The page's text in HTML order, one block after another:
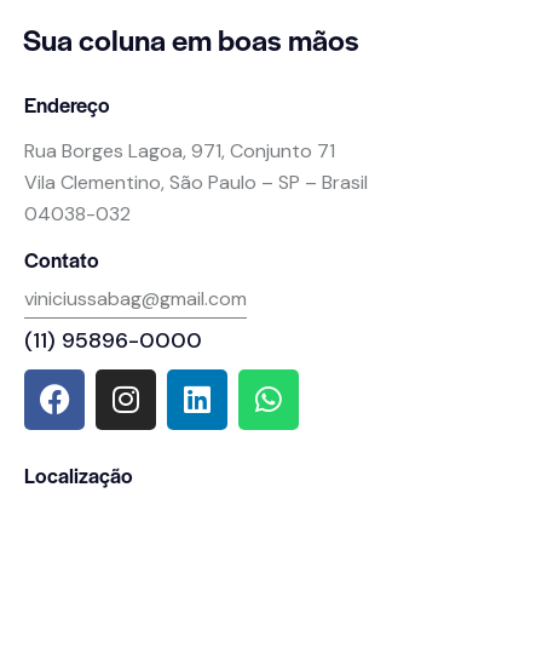
Sua colunaem boas mãos
Endereço
Rua Borges Lagoa, 971, Conjunto 71
Vila Clementino, São Paulo – SP – Brasil
04038-032
Contato
viniciussabag@gmail.com
(11) 95896-0000
Localização